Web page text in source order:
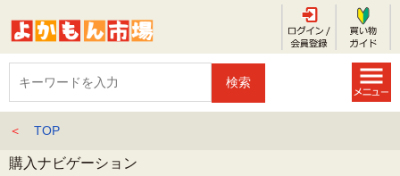
＜ TOP
購入ナビゲーション